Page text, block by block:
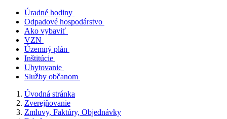
Úradné hodiny
Odpadové hospodárstvo
Ako vybaviť
VZN
Územný plán
Inštitúcie
Ubytovanie
Služby občanom
Úvodná stránka
Zverejňovanie
Zmluvy, Faktúry, Objednávky